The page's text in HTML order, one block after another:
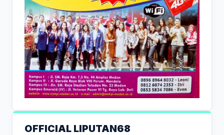
OFFICIAL LIPUTAN68